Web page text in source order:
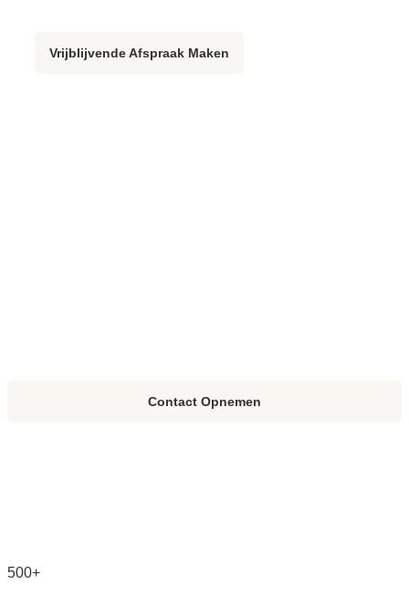
Vrijblijvende Afspraak Maken
Contact Opnemen
500+